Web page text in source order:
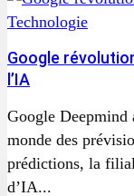
Technologie
Google
l’IA
Google Deepmind
monde des
prédictions, la
d’IA...